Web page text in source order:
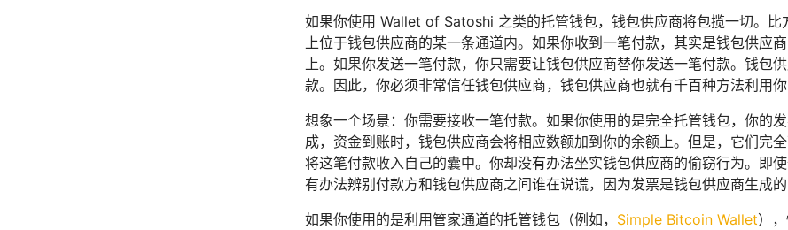
如果你使用 Wallet of Satoshi 之类的托管钱包，钱包供应商将包揽一切。
上位于钱包供应商的某一条通道内。如果你收到一笔付款，其实是钱包供应
上。如果你发送一笔付款，你只需要让钱包供应商替你发送一笔付款。钱包
款。因此，你必须非常信任钱包供应商，钱包供应商也就有千百种方法利用你
想象一个场景：你需要接收一笔付款。如果你使用的是完全托管钱包，你的
成，资金到账时，钱包供应商会将相应数额加到你的余额上。但是，它们完
将这笔付款收入自己的囊中。你却没有办法坐实钱包供应商的偷窃行为。即
有办法辨别付款方和钱包供应商之间谁在说谎，因为发票是钱包供应商生成的
如果你使用的是利用管家通道的托管钱包（例如， Simple Bitcoin Wallet）